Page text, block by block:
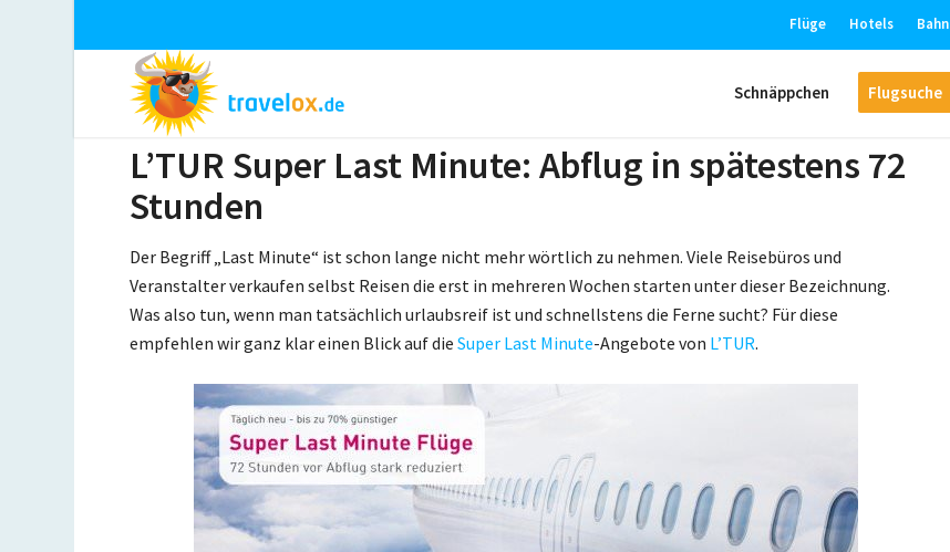
Flüge Hotels Bahn
Schnäppchen Flugsuche
L’TUR Super Last Minute: Abflug in spätestens 72
Stunden
Der Begriff „Last Minute“ ist schon lange nicht mehr wörtlich zu nehmen. Viele Reisebüros und
Veranstalter verkaufen selbst Reisen die erst in mehreren Wochen starten unter dieser Bezeichnung.
Was also tun, wenn man tatsächlich urlaubsreif ist und schnellstens die Ferne sucht? Für diese
empfehlen wir ganz klar einen Blick auf dieSuper Last Minute-Angebote von L’TUR.